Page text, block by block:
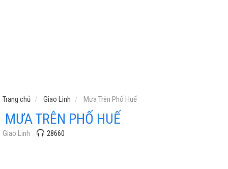
Trang chủ Giao Linh Mưa Trên Phố Huế
MƯA TRÊN PHỐ HUẾ
Giao Linh 28660